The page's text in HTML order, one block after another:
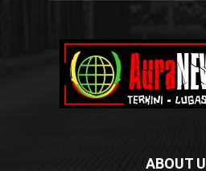
ABOUT